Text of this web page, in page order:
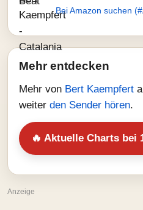
Bei Amazon suchen
Mehr entdecken
Mehr von Bert Kaempfert
weiter den Sender hören.
🔥 Aktuelle Charts bei
Anzeige